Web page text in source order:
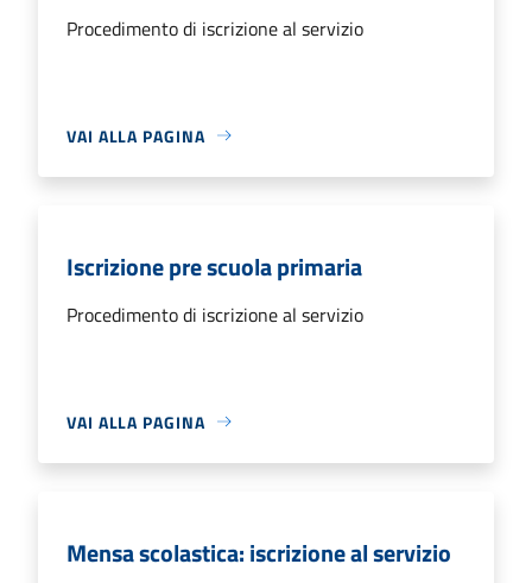
Procedimento di iscrizione al servizio
VAI ALLA PAGINA
Iscrizione pre scuola primaria
Procedimento di iscrizione al servizio
VAI ALLA PAGINA
Mensa scolastica: iscrizione al servizio